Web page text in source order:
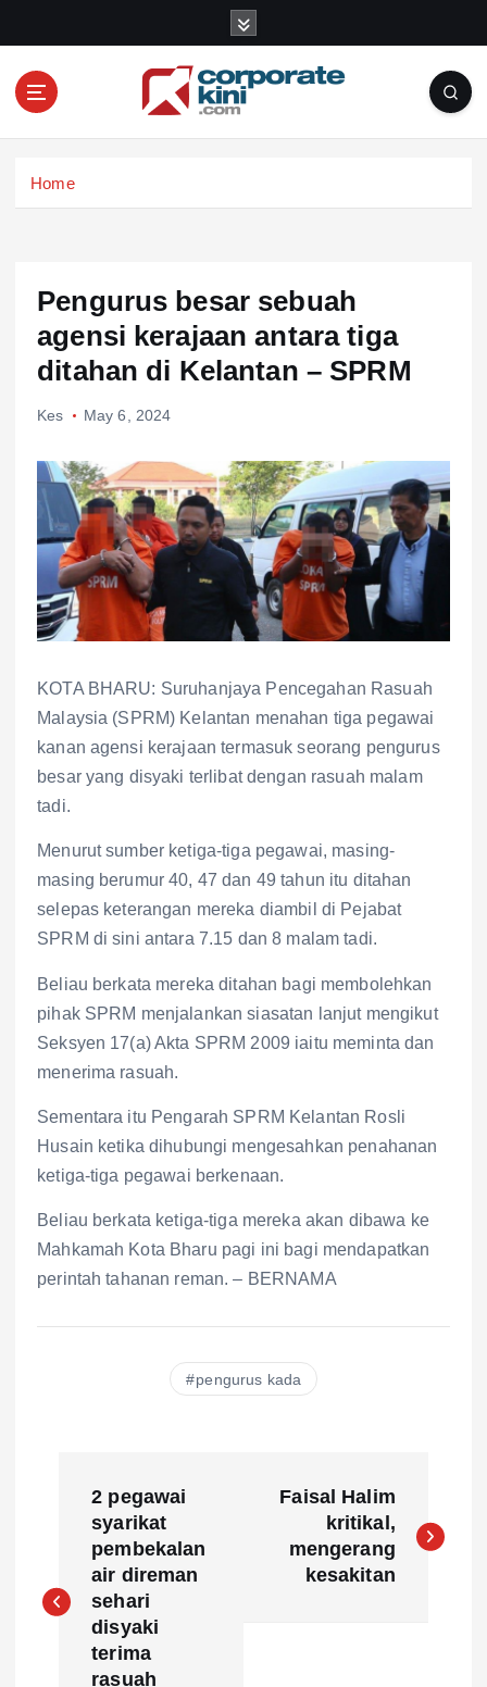
o
Home
Pengurus besar sebuah
agensi kerajaan antara tiga
ditahan di Kelantan – SPRM
Kes May 6, 2024
KOTA BHARU: Suruhanjaya Pencegahan Rasuah
Malaysia (SPRM) Kelantan menahan tiga pegawai
kanan agensi kerajaan termasuk seorang pengurus
besar yang disyaki terlibat dengan rasuah malam
tadi.
Menurut sumber ketiga-tiga pegawai, masing-
masing berumur 40, 47 dan 49 tahun itu ditahan
selepas keterangan mereka diambil di Pejabat
SPRM di sini antara 7.15 dan 8 malam tadi.
Beliau berkata mereka ditahan bagi membolehkan
pihak SPRM menjalankan siasatan lanjut mengikut
Seksyen 17(a) Akta SPRM 2009 iaitu meminta dan
menerima rasuah.
Sementara itu Pengarah SPRM Kelantan Rosli
Husain ketika dihubungi mengesahkan penahanan
ketiga-tiga pegawai berkenaan.
Beliau berkata ketiga-tiga mereka akan dibawa ke
Mahkamah Kota Bharu pagi ini bagi mendapatkan
perintah tahanan reman. – BERNAMA
pengurus kada
s
2 pegawai
syarikat
pembekalan
air direman
sehari
disyaki
terima
rasuah
Faisal Halim
kritikal,
mengerang
kesakitan